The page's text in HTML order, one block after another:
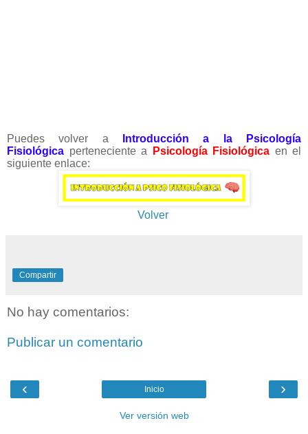
Puedes volver a
Introducción a la Psicología
Fisiológica perteneciente a Psicología Fisiológica en el
siguiente enlace:
Volver
Compartir
No hay comentarios:
Publicar un comentario
‹ ›
Inicio
Ver versión web